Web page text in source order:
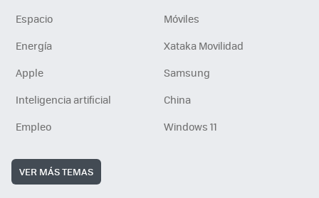
Espacio
Móviles
Energía
Xataka Movilidad
Apple
Samsung
Inteligencia artificial
China
Empleo
Windows 11
VER MÁS TEMAS